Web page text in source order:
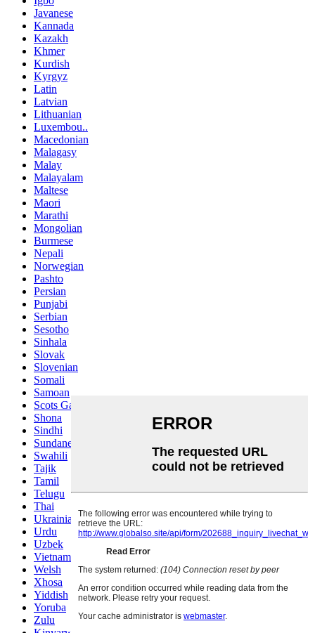
Javanese
Kannada
Kazakh
Khmer
Kurdish
Kyrgyz
Latin
Latvian
Lithuanian
Luxembou..
Macedonian
Malagasy
Malay
Malayalam
Maltese
Maori
Marathi
Mongolian
Burmese
Nepali
Norwegian
Pashto
Persian
Punjabi
Serbian
Sesotho
Sinhala
Slovak
Slovenian
Somali
Samoan
Scots Gaelic
Shona
Sindhi
Sundanese
Swahili
Tajik
Tamil
Telugu
Thai
Ukrainian
Urdu
Uzbek
Vietnamese
Welsh
Xhosa
Yiddish
Yoruba
Zulu